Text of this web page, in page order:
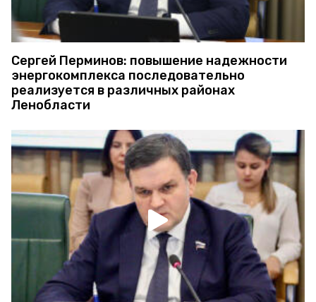
Сергей Перминов: повышение надежности
энергокомплекса последовательно
реализуется в различных районах
Ленобласти